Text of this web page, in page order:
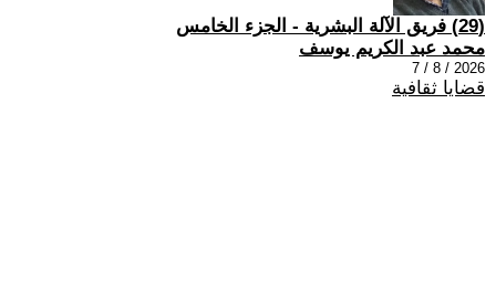
(29) فريق الآلة البشرية - الجزء الخامس
محمد عبد الكريم يوسف
2026 / 8 / 7
قضايا ثقافية